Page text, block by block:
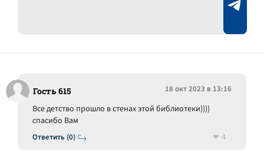
Гость 615 18 окт 2023 в 13:16
Ответить (0)
Все детство прошло в стенах этой библиотеки))))
спасибо Вам
4